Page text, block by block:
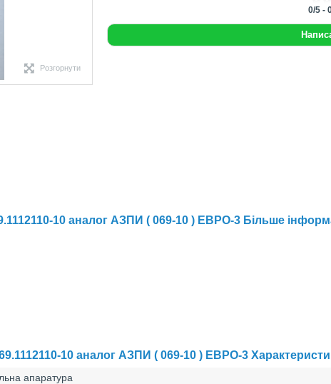
Розгорнути
0/5 -
10 аналог АЗПИ ( 069-10 ) ЕВРО-3 Більше
10 аналог АЗПИ ( 069-10 ) ЕВРО-3
апаратура